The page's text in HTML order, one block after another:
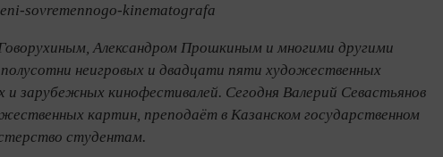
sovremennogo-kinematografa
Александром Прошкиным и многими другими
неигровых и двадцати пяти художественных
зарубежных кинофестивалей. Сегодня Валерий Севастьянов
картин, преподаёт в Казанском государственном
студентам.